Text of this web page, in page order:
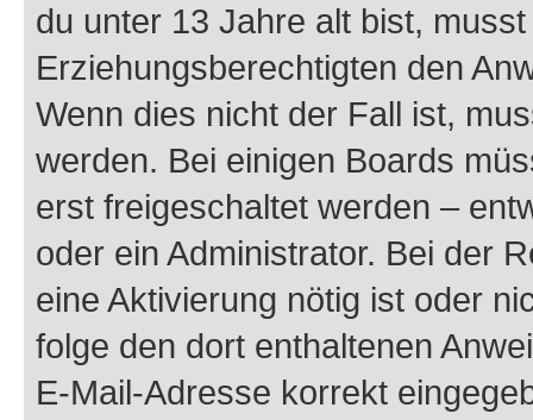
du unter 13 Jahre alt bist,
Erziehungsberechtigten den
Wenn dies nicht der Fall ist,
werden. Bei einigen Boards
erst freigeschaltet werden –
oder ein Administrator. Bei der
eine Aktivierung nötig ist oder
folge den dort enthaltenen
E-Mail-Adresse korrekt